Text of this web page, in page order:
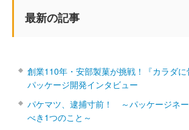
最新の記事
創業110年・安部製菓が挑戦！『カラダに
パッケージ開発インタビュー
パケマツ、逮捕寸前！ ～パッケージネ
べき1つのこと～